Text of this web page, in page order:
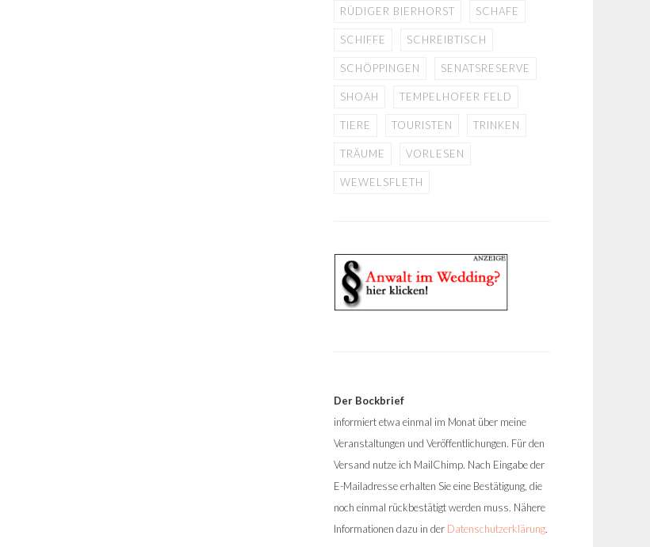
RÜDIGER BIERHORST SCHAFE
SCHIFFE SCHREIBTISCH
SCHÖPPINGEN SENATSRESERVE
SHOAH TEMPELHOFER FELD
TIERE TOURISTEN TRINKEN
TRÄUME VORLESEN
WEWELSFLETH
Der Bockbrief
informiert etwa einmal im Monat über meine
Veranstaltungen und Veröffentlichungen. Für den
Versand nutze ich MailChimp. Nach Eingabe der
E-Mailadresse erhalten Sie eine Bestätigung, die
noch einmal rückbestätigt werden muss. Nähere
Informationen dazu in der Datenschutzerklärung.